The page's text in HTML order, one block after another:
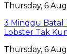
Thursday, 6
3 Minggu Batal
Lobster Tak
Thursday, 6